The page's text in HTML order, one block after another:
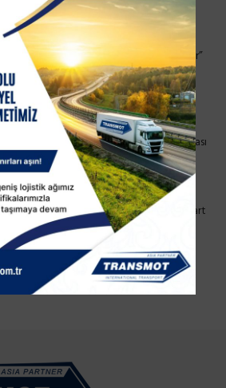
alınış tarihi 30 günü geçmemiş
mesleğini icra etmesine engel yoktur”
e-Nabız Sisteminden kontrol
özel hastane, ISG Doktoru vb)
onaylı Psikoteknik Raporunun bir nüshası
(fotokopinin renkli olması tavsiye
uzatımı söz konusu ise aynı süre Dijital Kart
ilave bir başvuruya gerek yoktur.